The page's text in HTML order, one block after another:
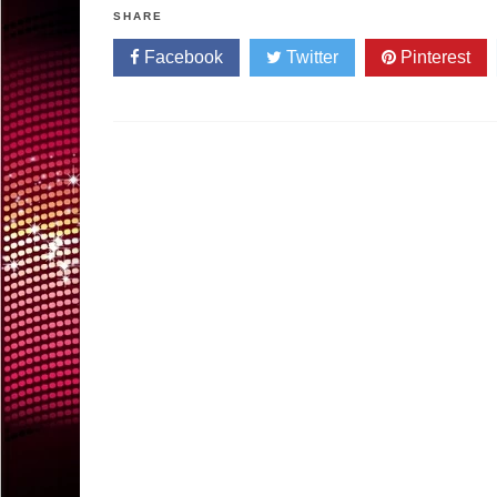
SHARE
Facebook Twitter Pinterest